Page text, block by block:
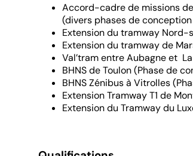
Accord-cadre de missions
(divers phases de
Extension du tramway Nord-
Extension du tramway de
Val’tram entre Aubagne et
BHNS de Toulon (Phase de
BHNS Zénibus à Vitrolles
Extension Tramway T1 de
Extension du Tramway du